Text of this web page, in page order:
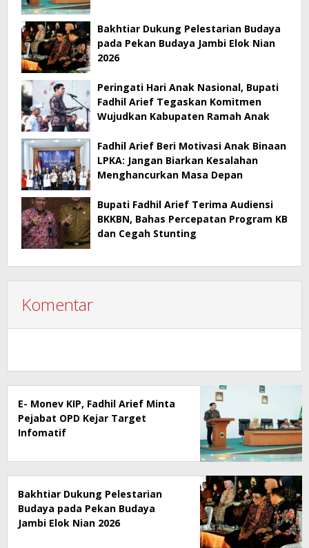
Bakhtiar Dukung Pelestarian Budaya
pada Pekan Budaya Jambi Elok Nian
2026
Peringati Hari Anak Nasional, Bupati
Fadhil Arief Tegaskan Komitmen
Wujudkan Kabupaten Ramah Anak
Fadhil Arief Beri Motivasi Anak Binaan
LPKA: Jangan Biarkan Kesalahan
Menghancurkan Masa Depan
Bupati Fadhil Arief Terima Audiensi
BKKBN, Bahas Percepatan Program KB
dan Cegah Stunting
Komentar
E- Monev KIP, Fadhil Arief Minta
Pejabat OPD Kejar Target
Infomatif
Bakhtiar Dukung Pelestarian
Budaya pada Pekan Budaya
Jambi Elok Nian 2026